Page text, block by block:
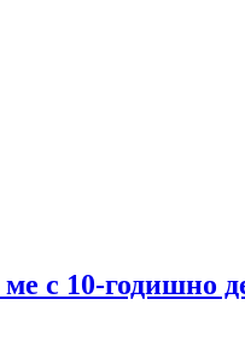
с 10-годишно